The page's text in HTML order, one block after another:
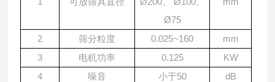
Ø75
2 筛分粒度 0.025~160
mm
3
电机功率 0.125
KW
4
噪音 小于50
dB